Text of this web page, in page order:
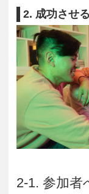
2. 成功させ
2-1. 参加者